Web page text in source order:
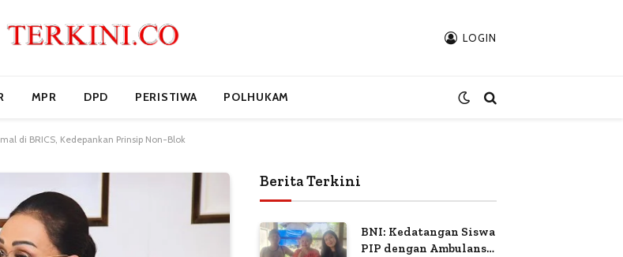
LOGIN
MPR DPD PERISTIWA POLHUKAM
di BRICS, Kedepankan Prinsip Non-Blok
Berita Terkini
BNI: Kedatangan Siswa
PIP dengan Ambulans